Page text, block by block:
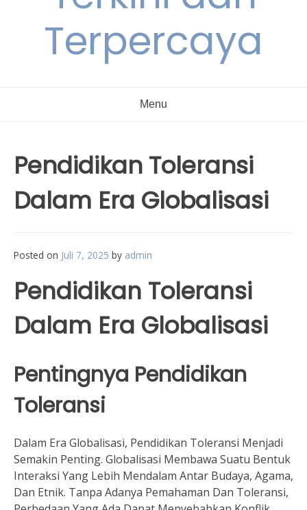
Terpercaya
Menu
Pendidikan Toleransi
Dalam Era Globalisasi
Posted on Juli 7, 2025 by admin
Pendidikan Toleransi
Dalam Era Globalisasi
Pentingnya Pendidikan
Toleransi
Dalam Era Globalisasi, Pendidikan Toleransi Menjadi
Semakin Penting. Globalisasi Membawa Suatu Bentuk
Interaksi Yang Lebih Mendalam Antar Budaya, Agama,
Dan Etnik. Tanpa Adanya Pemahaman Dan Toleransi,